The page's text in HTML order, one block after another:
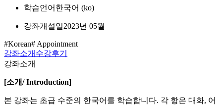
학습언어 한국어 ‎(ko)‎
강좌개설일2023년 05월
#Korean# Appointment
강좌소개 수강후기
강좌소개
[소개/ Introduction]
본 강좌는 초급 수준의 한국어를 학습합니다. 각 항은 대화, 어